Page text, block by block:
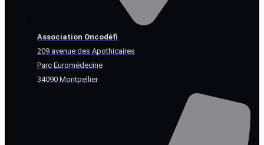
Association Oncodéfi
209 avenue des Apothicaires
Parc Euromédecine
34090 Montpellier